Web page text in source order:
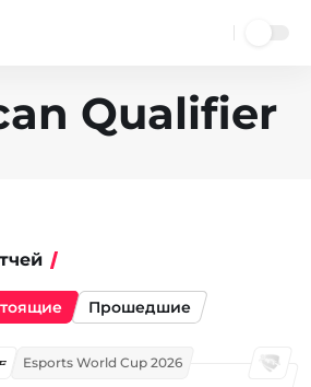
Qualifier
Прошедшие
Esports World Cup 2026